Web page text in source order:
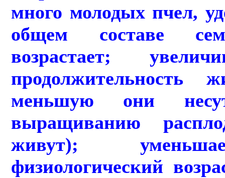
много молодых пчел,
общем составе
возрастает;
продолжительность
меньшую они
выращиванию
живут);
физиологический